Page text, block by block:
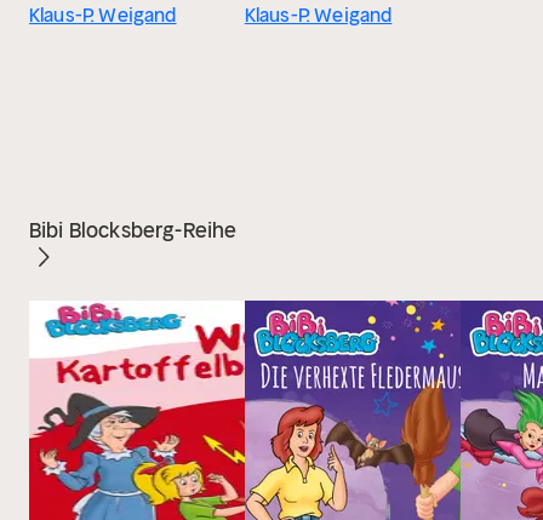
Klaus-P. Weigand
Klaus-P. Weigand
Bibi Blocksberg-Reihe